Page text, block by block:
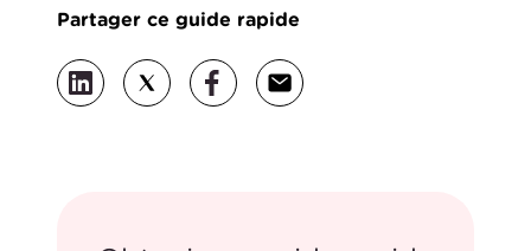
Partager ce guide rapide